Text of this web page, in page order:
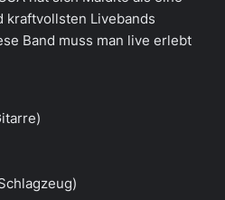
kraftvollsten Livebands
Band muss man live erlebt